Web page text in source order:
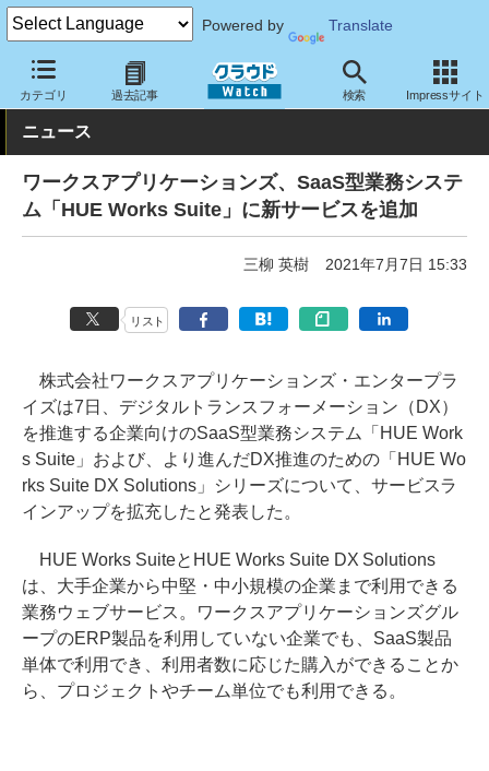
Powered by Translate
カテゴリ 過去記事 検索 Impressサイト
クラウド Watch サービス・ソフト サービス 業務関連
ニュース
ワークスアプリケーションズ、SaaS型業務システ
ム「HUE Works Suite」に新サービスを追加
三柳 英樹 2021年7月7日 15:33
リスト
株式会社ワークスアプリケーションズ・エンタープラ
イズは7日、デジタルトランスフォーメーション（DX）
を推進する企業向けのSaaS型業務システム「HUE Work
s Suite」および、より進んだDX推進のための「HUE Wo
rks Suite DX Solutions」シリーズについて、サービスラ
インアップを拡充したと発表した。
HUE Works SuiteとHUE Works Suite DX Solutions
は、大手企業から中堅・中小規模の企業まで利用できる
業務ウェブサービス。ワークスアプリケーションズグル
ープのERP製品を利用していない企業でも、SaaS製品
単体で利用でき、利用者数に応じた購入ができることか
ら、プロジェクトやチーム単位でも利用できる。